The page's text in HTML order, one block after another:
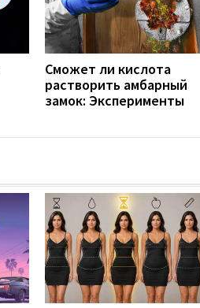
Сможет ли кислота
растворить амбарный
замок: Эксперименты